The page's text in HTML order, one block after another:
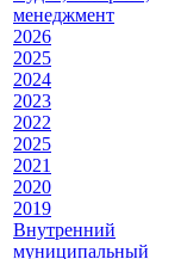
менеджмент
2026
2025
2024
2023
2022
2025
2021
2020
2019
Внутренний
муниципальный